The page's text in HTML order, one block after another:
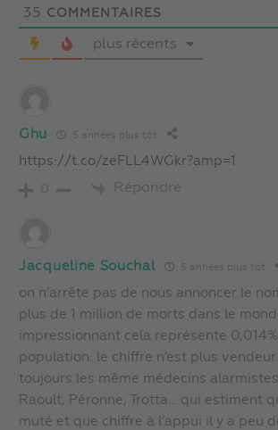
35 COMMENTAIRES
plus récents
Ghu 5 années plus tôt
https://t.co/zeFLL4WGkr?amp=1
0 Répondre
Jacqueline Souchal 5 années plus tôt
on n’arrête pas de nous annoncer le
plus de 1 million de morts dans le
impressionnant cela représente
population: le chiffre n’est plus
toujours les même médecins
Raoult, Péronne, Trotta… qui estiment
muté et que chiffre à l’appui il y a peu